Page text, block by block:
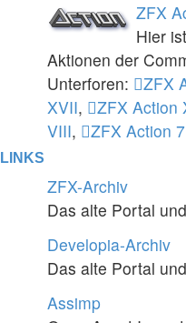
ZFX
Hier
Aktionen der
Unterforen:
ZFX
XVII, ZFX Action
VIII, ZFX Action 7
LINKS
ZFX-Archiv
Das alte Portal
Developia-Archiv
Das alte Portal
Assimp